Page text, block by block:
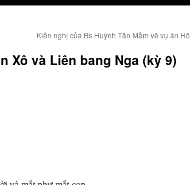
Kiến nghị của Bs Huỳnh Tấn Mẫm về vụ án
Xô và Liên bang Nga (kỳ 9)